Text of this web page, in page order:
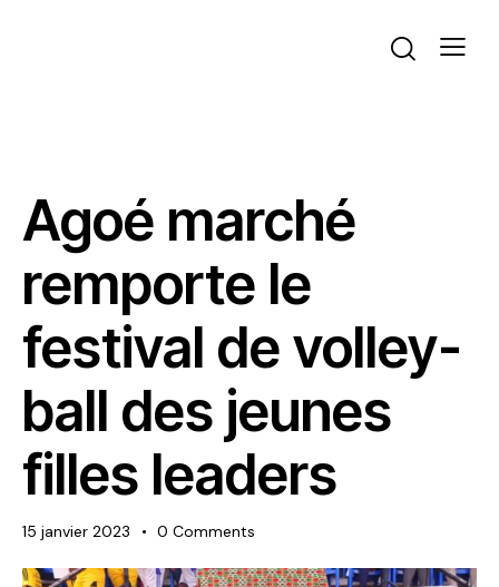
Agoé marché
remporte le
festival de volley-
ball des jeunes
filles leaders
15 janvier 2023 0 Comments